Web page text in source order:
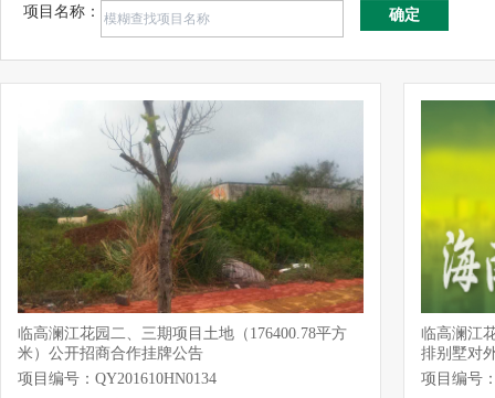
项目名称： 确定
临高澜江花园二、三期项目土地（176400.78平方
米）公开招商合作挂牌公告
项目编号：QY201610HN0134
临高澜江
排别墅对
项目编号